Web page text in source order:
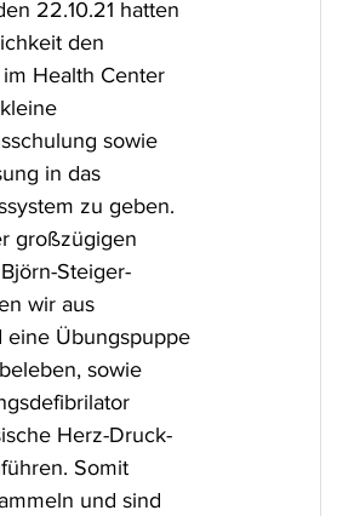
22.10.21 hatten
den
Health Center
sowie
in das
zu geben.
großzügigen
Steiger-
wir aus
eine Übungspuppe
sowie
Herz-Druck-
Somit
und sind